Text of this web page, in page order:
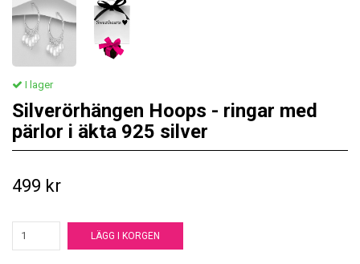
I lager
Silverörhängen Hoops - ringar med
pärlor i äkta 925 silver
499 kr
LÄGG I KORGEN